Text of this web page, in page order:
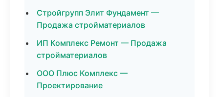
Стройгрупп Элит Фундамент —
Продажа стройматериалов
ИП Комплекс Ремонт — Продажа
стройматериалов
ООО Плюс Комплекс —
Проектирование